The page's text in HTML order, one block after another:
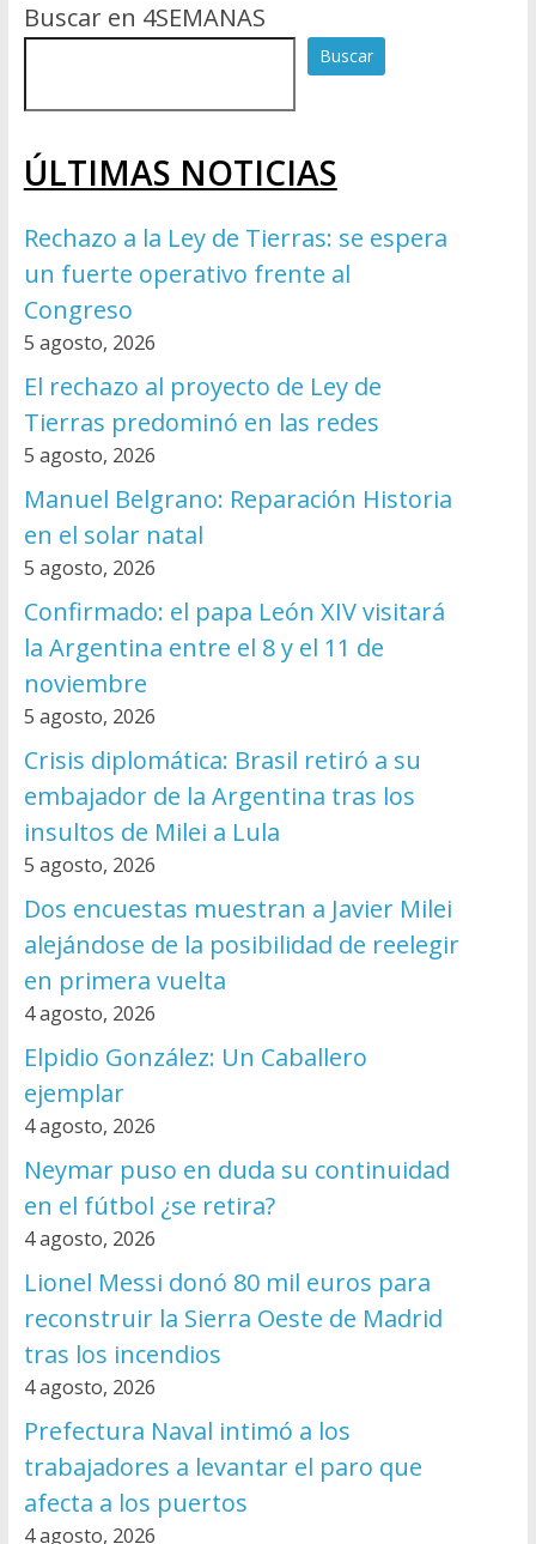
Buscar en 4SEMANAS
Buscar
ÚLTIMAS NOTICIAS
Rechazo a la Ley de Tierras: se espera
un fuerte operativo frente al
Congreso
5 agosto, 2026
El rechazo al proyecto de Ley de
Tierras predominó en las redes
5 agosto, 2026
Manuel Belgrano: Reparación Historia
en el solar natal
5 agosto, 2026
Confirmado: el papa León XIV visitará
la Argentina entre el 8 y el 11 de
noviembre
5 agosto, 2026
Crisis diplomática: Brasil retiró a su
embajador de la Argentina tras los
insultos de Milei a Lula
5 agosto, 2026
Dos encuestas muestran a Javier Milei
alejándose de la posibilidad de reelegir
en primera vuelta
4 agosto, 2026
Elpidio González: Un Caballero
ejemplar
4 agosto, 2026
Neymar puso en duda su continuidad
en el fútbol ¿se retira?
4 agosto, 2026
Lionel Messi donó 80 mil euros para
reconstruir la Sierra Oeste de Madrid
tras los incendios
4 agosto, 2026
Prefectura Naval intimó a los
trabajadores a levantar el paro que
afecta a los puertos
4 agosto, 2026